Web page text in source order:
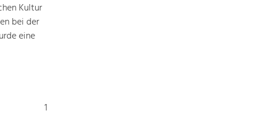
Kultur
bei der
eine
1